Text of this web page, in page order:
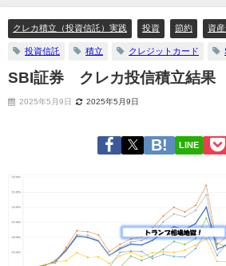
クレカ積立（投資信託）実践 投資 節約 資
投資信託 積立 クレジットカード
SBI証券 クレカ投信積立結果
2025年5月9日 2025年5月9日
LINE